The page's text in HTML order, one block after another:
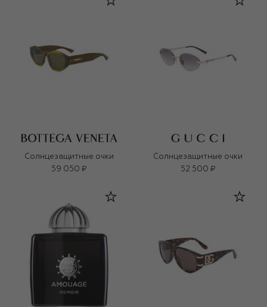
Солнцезащитные очки
59 050 ₽
Солнцезащитные очки
52 500 ₽